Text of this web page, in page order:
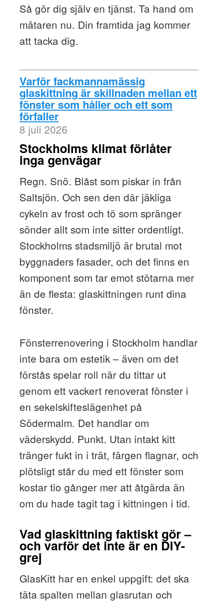
Så gör dig själv en tjänst. Ta hand om
mätaren nu. Din framtida jag kommer
att tacka dig.
Varför fackmannamässig
glaskittning är skillnaden mellan ett
fönster som håller och ett som
förfaller
8 juli 2026
Stockholms klimat förlåter
inga genvägar
Regn. Snö. Blåst som piskar in från
Saltsjön. Och sen den där jäkliga
cykeln av frost och tö som spränger
sönder allt som inte sitter ordentligt.
Stockholms stadsmiljö är brutal mot
byggnaders fasader, och det finns en
komponent som tar emot stötarna mer
än de flesta: glaskittningen runt dina
fönster.
Fönsterrenovering i Stockholm handlar
inte bara om estetik – även om det
förstås spelar roll när du tittar ut
genom ett vackert renoverat fönster i
en sekelskifteslägenhet på
Södermalm. Det handlar om
väderskydd. Punkt. Utan intakt kitt
tränger fukt in i trät, färgen flagnar, och
plötsligt står du med ett fönster som
kostar tio gånger mer att åtgärda än
om du hade tagit tag i kittningen i tid.
Vad glaskittning faktiskt gör –
och varför det inte är en DIY-
grej
GlasKitt har en enkel uppgift: det ska
täta spalten mellan glasrutan och